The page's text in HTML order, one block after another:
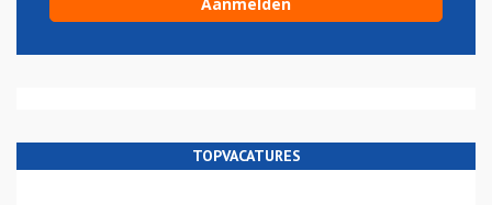
TOPVACATURES